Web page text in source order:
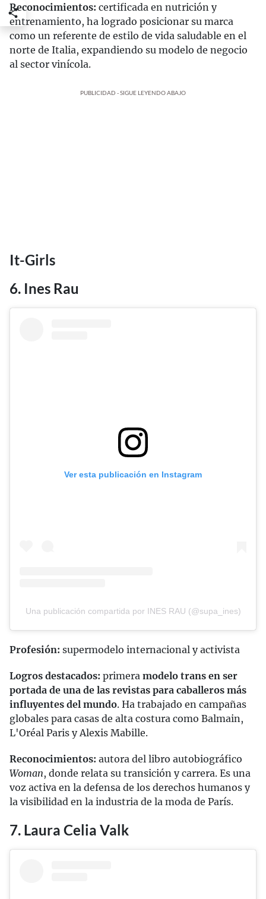
Reconocimientos: certificada en nutrición y
entrenamiento, ha logrado posicionar su marca
como un referente de estilo de vida saludable en el
norte de Italia, expandiendo su modelo de negocio
al sector vinícola.
PUBLICIDAD - SIGUE LEYENDO ABAJO
It-Girls
6. Ines Rau
Ver esta publicación en Instagram
Una publicación compartida por INES RAU (@supa_ines)
Profesión: supermodelo internacional y activista
Logros destacados: primera modelo trans en ser
portada de una de las revistas para caballeros más
influyentes del mundo. Ha trabajado en campañas
globales para casas de alta costura como Balmain,
L'Oréal Paris y Alexis Mabille.
Reconocimientos: autora del libro autobiográfico
Woman, donde relata su transición y carrera. Es una
voz activa en la defensa de los derechos humanos y
la visibilidad en la industria de la moda de París.
7. Laura Celia Valk